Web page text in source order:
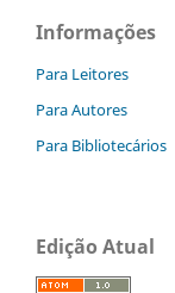
Informações
Para Leitores
Para Autores
Para Bibliotecários
Edição Atual